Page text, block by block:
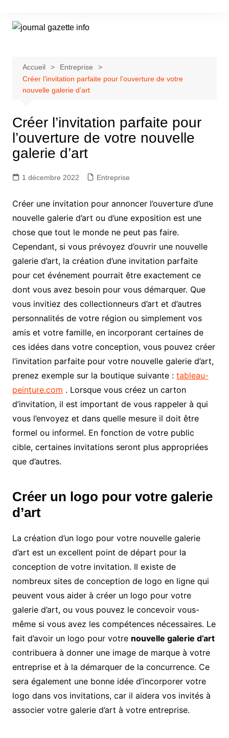
contenu
Accueil
Entreprise
Créer l’invitation parfaite pour l’ouverture de votre
nouvelle galerie d’art
Créer l’invitation parfaite pour
l’ouverture de votre nouvelle
galerie d’art
1 décembre 2022 Entreprise
Créer une invitation pour annoncer l’ouverture d’une
nouvelle galerie d’art ou d’une exposition est une
chose que tout le monde ne peut pas faire.
Cependant, si vous prévoyez d’ouvrir une nouvelle
galerie d’art, la création d’une invitation parfaite
pour cet événement pourrait être exactement ce
dont vous avez besoin pour vous démarquer. Que
vous invitiez des collectionneurs d’art et d’autres
personnalités de votre région ou simplement vos
amis et votre famille, en incorporant certaines de
ces idées dans votre conception, vous pouvez créer
l’invitation parfaite pour votre nouvelle galerie d’art,
prenez exemple sur la boutique suivante : tableau-
peinture.com . Lorsque vous créez un carton
d’invitation, il est important de vous rappeler à qui
vous l’envoyez et dans quelle mesure il doit être
formel ou informel. En fonction de votre public
cible, certaines invitations seront plus appropriées
que d’autres.
Créer un logo pour votre galerie
d’art
La création d’un logo pour votre nouvelle galerie
d’art est un excellent point de départ pour la
conception de votre invitation. Il existe de
nombreux sites de conception de logo en ligne qui
peuvent vous aider à créer un logo pour votre
galerie d’art, ou vous pouvez le concevoir vous-
même si vous avez les compétences nécessaires. Le
fait d’avoir un logo pour votre nouvelle galerie d’art
contribuera à donner une image de marque à votre
entreprise et à la démarquer de la concurrence. Ce
sera également une bonne idée d’incorporer votre
logo dans vos invitations, car il aidera vos invités à
associer votre galerie d’art à votre entreprise.